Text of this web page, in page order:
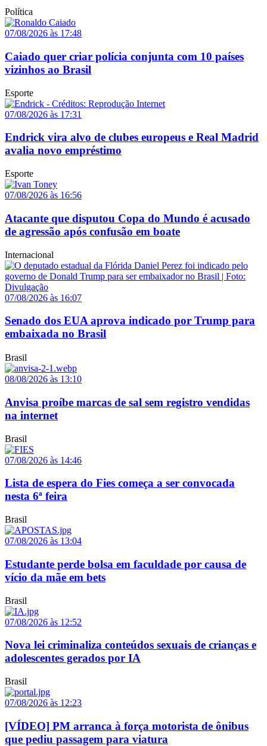
Política
07/08/2026 às 17:48
Caiado quer criar polícia conjunta com 10 países
vizinhos ao Brasil
Esporte
07/08/2026 às 17:31
Endrick vira alvo de clubes europeus e Real Madrid
avalia novo empréstimo
Esporte
07/08/2026 às 16:56
Atacante que disputou Copa do Mundo é acusado
de agressão após confusão em boate
Internacional
07/08/2026 às 16:07
Senado dos EUA aprova indicado por Trump para
embaixada no Brasil
Brasil
08/08/2026 às 13:10
Anvisa proíbe marcas de sal sem registro vendidas
na internet
Brasil
07/08/2026 às 14:46
Lista de espera do Fies começa a ser convocada
nesta 6ª feira
Brasil
07/08/2026 às 13:04
Estudante perde bolsa em faculdade por causa de
vício da mãe em bets
Brasil
07/08/2026 às 12:52
Nova lei criminaliza conteúdos sexuais de crianças e
adolescentes gerados por IA
Brasil
07/08/2026 às 12:23
[VÍDEO] PM arranca à força motorista de ônibus
que pediu passagem para viatura